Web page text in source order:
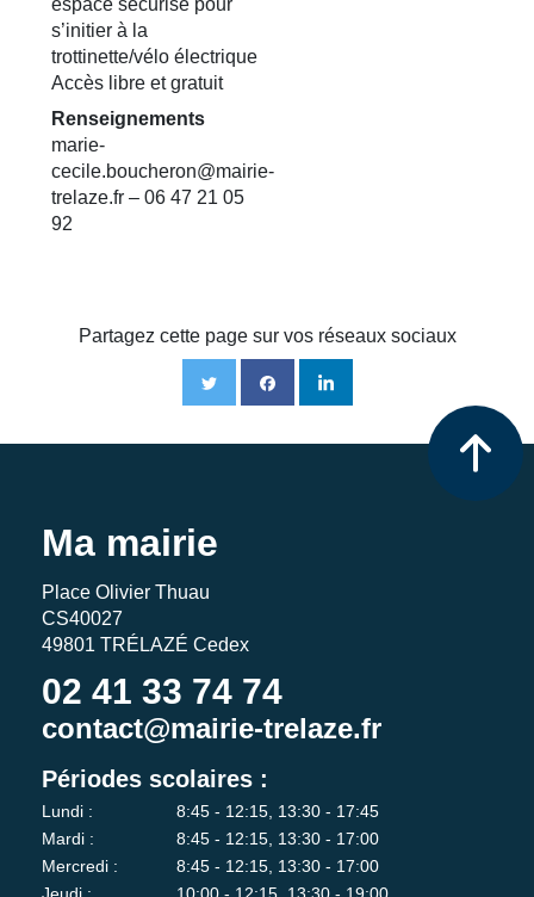
espace sécurisé pour
s’initier à la
trottinette/vélo électrique
Accès libre et gratuit
Renseignements
marie-
cecile.boucheron@mairie-
trelaze.fr – 06 47 21 05
92
Partagez cette page sur vos réseaux sociaux
Ma mairie
Place Olivier Thuau
CS40027
49801 TRÉLAZÉ Cedex
02 41 33 74 74
contact@mairie-trelaze.fr
Périodes scolaires :
Lundi :
8:45 - 12:15, 13:30 - 17:45
Mardi :
8:45 - 12:15, 13:30 - 17:00
Mercredi :
8:45 - 12:15, 13:30 - 17:00